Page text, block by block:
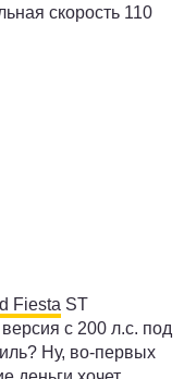
скорость 110
Fiesta ST
с 200 л.с. под
Ну, во-первых